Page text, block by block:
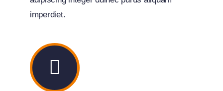
imperdiet.